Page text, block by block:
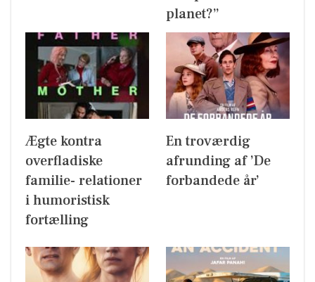
planet?”
Ægte kontra
overfladiske
familie- relationer
i humoristisk
fortælling
En troværdig
afrunding af ’De
forbandede år’